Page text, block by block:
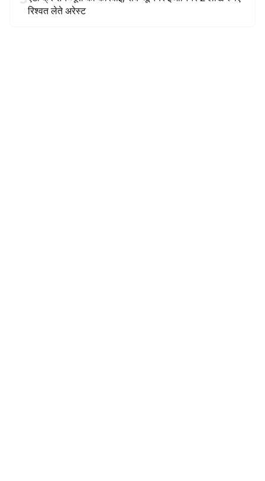
रिश्वत लेते अरेस्ट